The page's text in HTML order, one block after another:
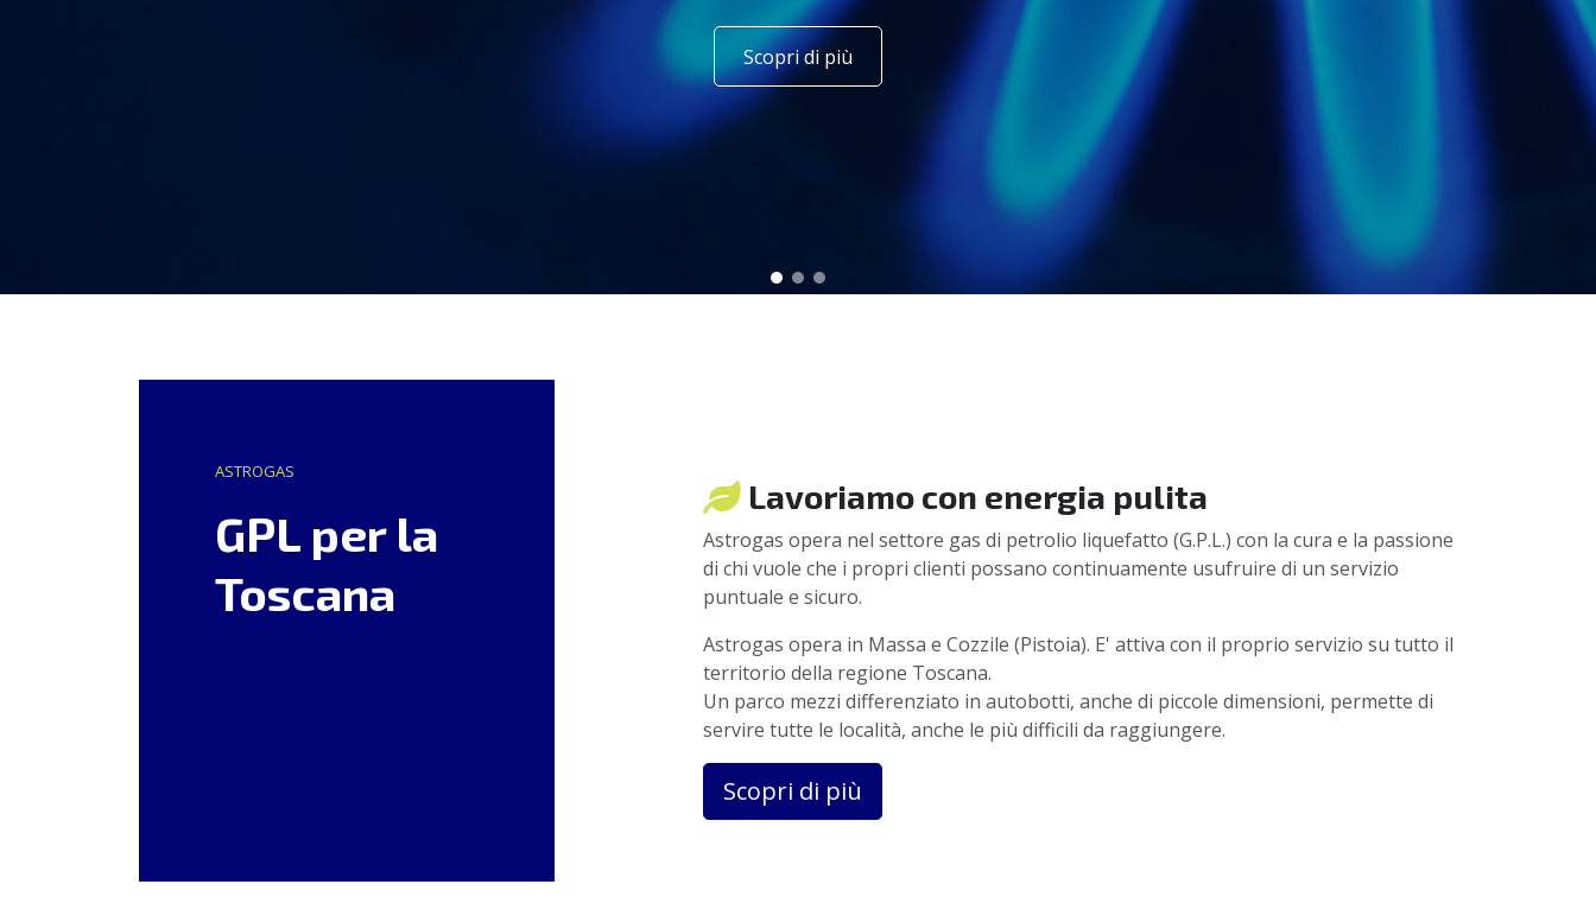
Scopri di più
ASTROGAS
GPL per la
Toscana
Lavoriamo con energia pulita
Astrogas opera nel settore gas di petrolio liquefatto (G.P.L.) con la cura e la passione
di chi vuole che i propri clienti possano continuamente usufruire di un servizio
puntuale e sicuro.
Astrogas opera in Massa e Cozzile (Pistoia). E' attiva con il proprio servizio su tutto il
territorio della regione Toscana.
Un parco mezzi differenziato in autobotti, anche di piccole dimensioni, permette di
servire tutte le località, anche le più difficili da raggiungere.
Scopri di più